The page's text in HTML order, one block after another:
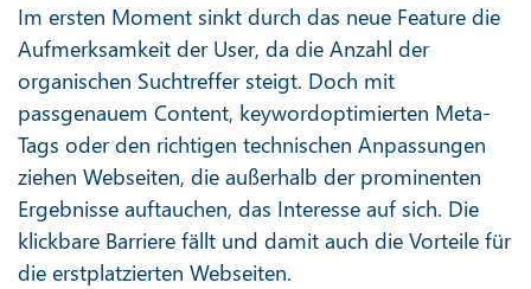
Im ersten Moment sinkt durch das neue Feature die
Aufmerksamkeit der User, da die Anzahl der
organischen Suchtreffer steigt. Doch mit
passgenauem Content, keywordoptimierten Meta-
Tags oder den richtigen technischen Anpassungen
ziehen Webseiten, die außerhalb der prominenten
Ergebnisse auftauchen, das Interesse auf sich. Die
klickbare Barriere fällt und damit auch die Vorteile für
die erstplatzierten Webseiten.